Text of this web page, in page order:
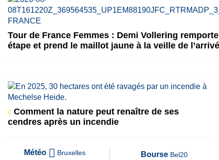
Tour de France Femmes : Demi Vollering
étape et prend le maillot jaune à la veille de
Comment la nature peut renaître de ses
cendres après un incendie
Météo Bruxelles Bourse Bel20